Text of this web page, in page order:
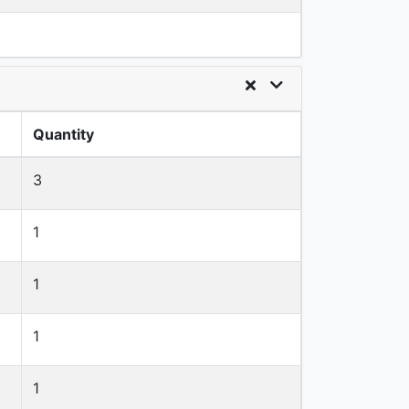
Quantity
3
1
1
1
1